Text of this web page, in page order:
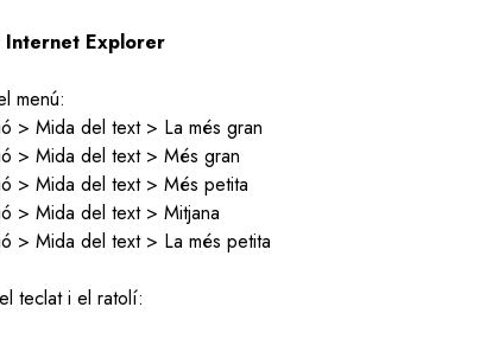
Explorer
menú:
> Mida del text > La més gran
> Mida del text > Més gran
> Mida del text > Més petita
> Mida del text > Mitjana
> Mida del text > La més petita
teclat i el ratolí: